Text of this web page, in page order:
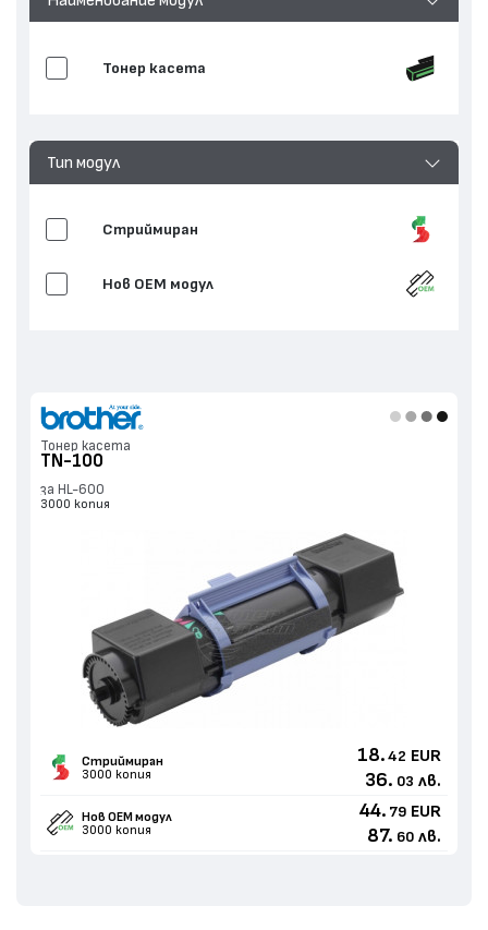
Тонер касета
Тип модул
Стриймиран
Нов ОЕМ модул
Тонер касета
TN-100
за HL-600
3000 копия
Стриймиран
3000 копия
18. 42 EUR
36. 03 лв.
Нов ОЕМ модул
3000 копия
44. 79 EUR
87. 60 лв.